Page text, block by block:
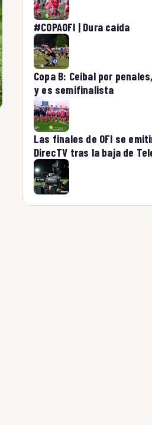
#COPAOFI | Dura caída
Copa B: Ceibal por
y es semifinalista
Las finales de OFI se
DirecTV tras la baja de